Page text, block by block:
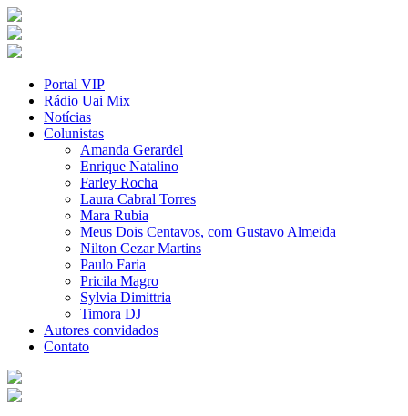
Portal VIP
Rádio Uai Mix
Notícias
Colunistas
Amanda Gerardel
Enrique Natalino
Farley Rocha
Laura Cabral Torres
Mara Rubia
Meus Dois Centavos, com Gustavo Almeida
Nilton Cezar Martins
Paulo Faria
Pricila Magro
Sylvia Dimittria
Timora DJ
Autores convidados
Contato